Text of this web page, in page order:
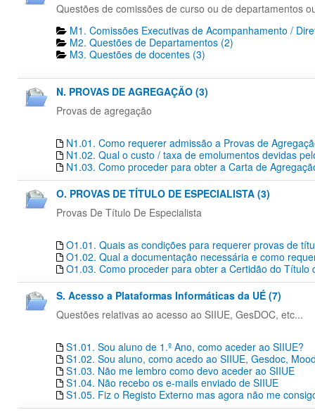
Questões de comissões de curso ou de departamentos
M1. Comissões Executivas de Acompanhamento /
M2. Questões de Departamentos​ (2)
M3. Questões de docentes​ (3)
N. PROVAS DE AGREGAÇÃO (3)
Provas de agregação
N1.01. Como requerer admissão a Provas de
N1.02. Qual o custo / taxa de emolumentos devidas
N1.03. Como proceder para obter a Carta de
O. PROVAS DE TÍTULO DE ESPECIALISTA (3)
Provas De Título De Especialista
O1.01. Quais as condições para requerer provas de
O1.02. Qual a documentação necessária e como
O1.03. Como proceder para obter a Certidão do Título
S. Acesso a Plataformas Informáticas da UÉ (7)
Questões relativas ao acesso ao SIIUE, GesDOC, etc...
S1.01. Sou aluno de 1.º Ano, como aceder ao SIIUE?
S1.02. Sou aluno, como acedo ao SIIUE, Gesdoc,
S1.03. Não me lembro como devo aceder ao SIIUE
S1.04. Não recebo os e-mails enviado de SIIUE
S1.05. Fiz o Registo Externo mas agora não me